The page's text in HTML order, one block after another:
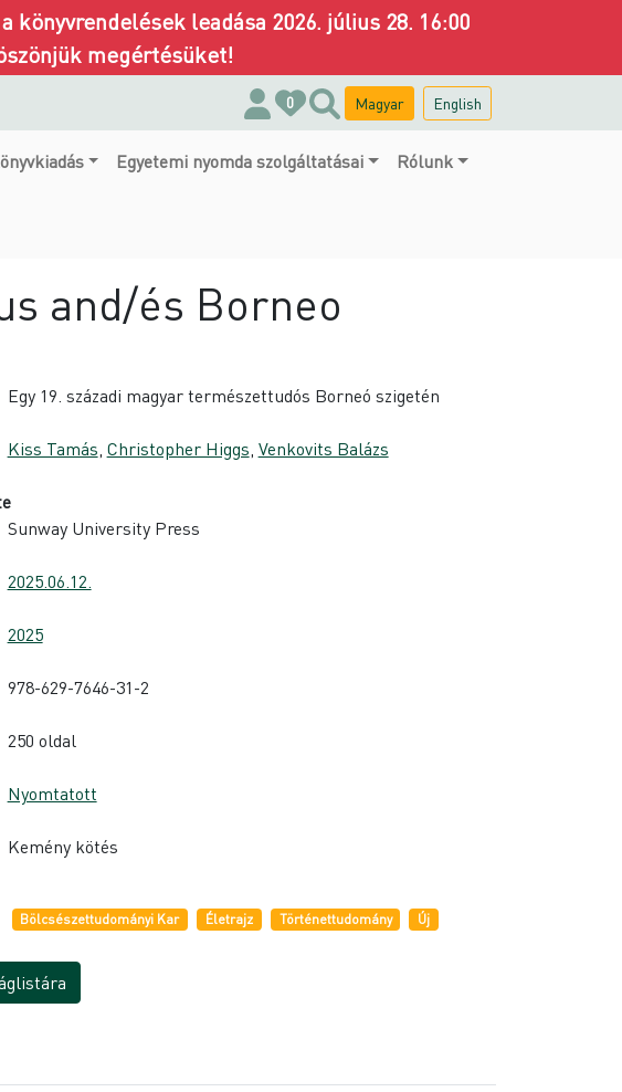
leadása 2026. július 28. 16:00
megértésüket!
0 Magyar English
Egyetemi nyomda szolgáltatásai Rólunk
and/és Borneo
Egy 19. századi magyar természettudós Borneó szigetén
Kiss Tamás Christopher Higgs Venkovits Balázs
Sunway University Press
2025.06.12.
2025
978-629-7646-31-2
250 oldal
Nyomtatott
Kemény kötés
Bölcsészettudományi Kar Életrajz Történettudomány Új